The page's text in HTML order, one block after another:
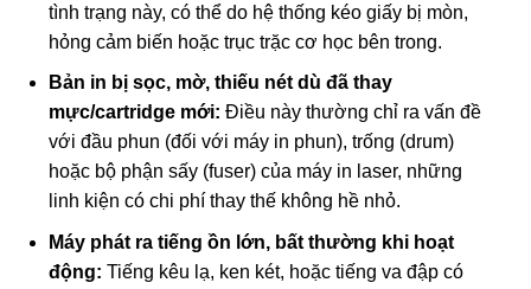
tình trạng này, có thể do hệ thống kéo giấy bị mòn,
hỏng cảm biến hoặc trục trặc cơ học bên trong.
Bản in bị sọc, mờ, thiếu nét dù đã thay
mực/cartridge mới: Điều này thường chỉ ra vấn đề
với đầu phun (đối với máy in phun), trống (drum)
hoặc bộ phận sấy (fuser) của máy in laser, những
linh kiện có chi phí thay thế không hề nhỏ.
Máy phát ra tiếng ồn lớn, bất thường khi hoạt
động: Tiếng kêu lạ, ken két, hoặc tiếng va đập có